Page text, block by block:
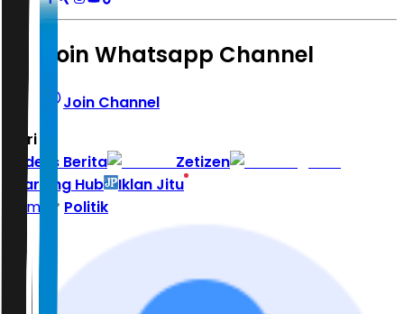
Join Whatsapp Channel
Join Channel
Hari ini
Indeks Berita
Zetizen
Learning Hub
Iklan Jitu
Home
Politik